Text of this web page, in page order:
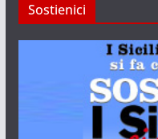
Sostienici